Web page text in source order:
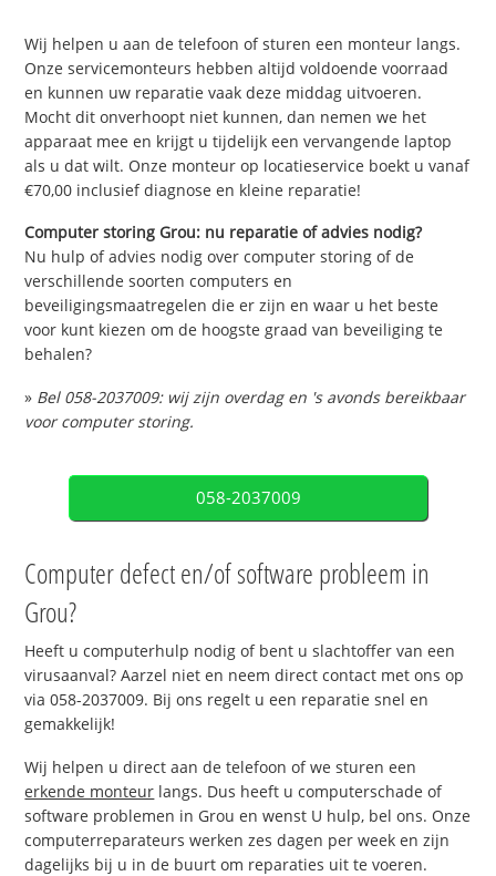
Wij helpen u aan de telefoon of sturen een monteur langs.
Onze servicemonteurs hebben altijd voldoende voorraad
en kunnen uw reparatie vaak deze middag uitvoeren.
Mocht dit onverhoopt niet kunnen, dan nemen we het
apparaat mee en krijgt u tijdelijk een vervangende laptop
als u dat wilt. Onze monteur op locatieservice boekt u vanaf
€70,00 inclusief diagnose en kleine reparatie!
Computer storing Grou: nu reparatie of advies nodig?
Nu hulp of advies nodig over computer storing of de
verschillende soorten computers en
beveiligingsmaatregelen die er zijn en waar u het beste
voor kunt kiezen om de hoogste graad van beveiliging te
behalen?
» Bel 058-2037009: wij zijn overdag en 's avonds bereikbaar
voor computer storing.
058-2037009
Computer defect en/of software probleem in
Grou?
Heeft u computerhulp nodig of bent u slachtoffer van een
virusaanval? Aarzel niet en neem direct contact met ons op
via 058-2037009. Bij ons regelt u een reparatie snel en
gemakkelijk!
Wij helpen u direct aan de telefoon of we sturen een
erkende monteur langs. Dus heeft u computerschade of
software problemen in Grou en wenst U hulp, bel ons. Onze
computerreparateurs werken zes dagen per week en zijn
dagelijks bij u in de buurt om reparaties uit te voeren.